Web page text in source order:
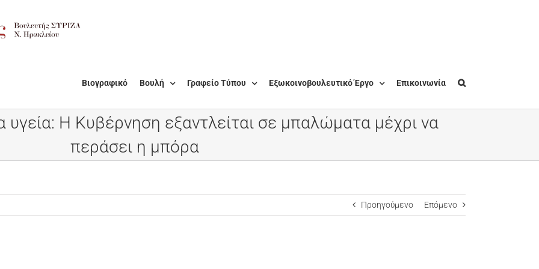
Βιογραφικό Βουλή Γραφείο Τύπου Εξωκοινοβουλευτικό Έργο Επικοινωνία
υγεία: Η Κυβέρνηση εξαντλείται σε μπαλώματα μέχρι να
περάσει η μπόρα
Προηγούμενο Επόμενο